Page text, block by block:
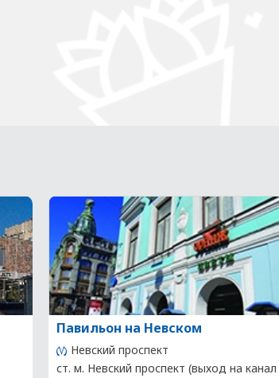
Павильон на Невском
Невский проспект
ст. м. Невский проспект (выход на канал